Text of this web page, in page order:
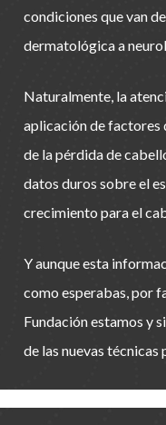
condiciones que van
dermatológica a
Naturalmente, la
aplicación de factores
de la pérdida de
datos duros sobre el
crecimiento para el
Y aunque esta
como esperabas, por
Fundación estamos y
de las nuevas